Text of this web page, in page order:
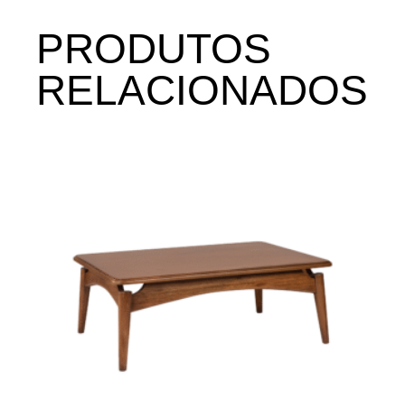
PRODUTOS
RELACIONADOS